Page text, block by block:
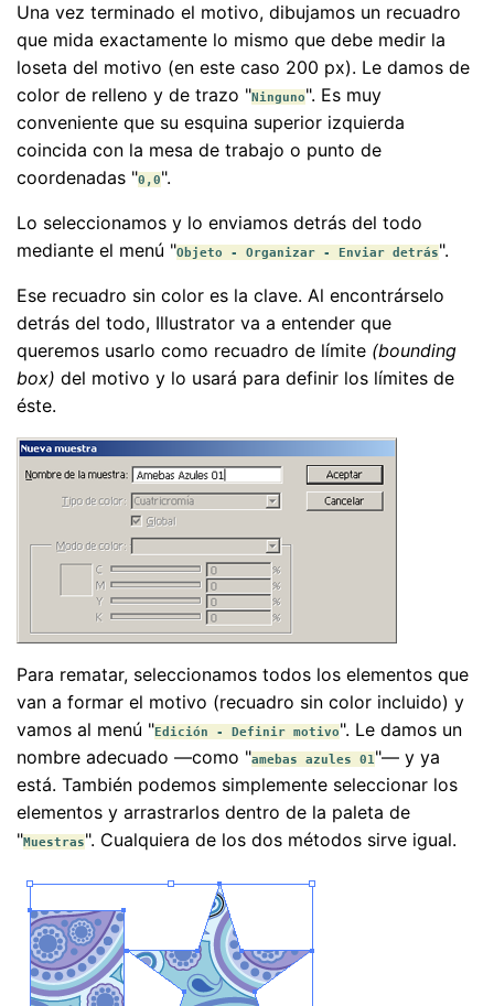
Una vez terminado el motivo, dibujamos un recuadro
que mida exactamente lo mismo que debe medir la
loseta del motivo (en este caso 200 px). Le damos de
color de relleno y de trazo "Ninguno". Es muy
conveniente que su esquina superior izquierda
coincida con la mesa de trabajo o punto de
coordenadas "0,0".
Lo seleccionamos y lo enviamos detrás del todo
mediante el menú "Objeto - Organizar - Enviar detrás".
Ese recuadro sin color es la clave. Al encontrárselo
detrás del todo, Illustrator va a entender que
queremos usarlo como recuadro de límite (bounding
box) del motivo y lo usará para definir los límites de
éste.
Para rematar, seleccionamos todos los elementos que
van a formar el motivo (recuadro sin color incluido) y
vamos al menú "Edición - Definir motivo". Le damos un
nombre adecuado —como "amebas azules 01"— y ya
está. También podemos simplemente seleccionar los
elementos y arrastrarlos dentro de la paleta de
"Muestras". Cualquiera de los dos métodos sirve igual.